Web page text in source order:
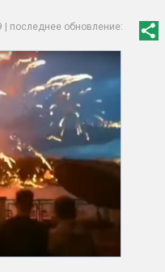
| последнее обновление: